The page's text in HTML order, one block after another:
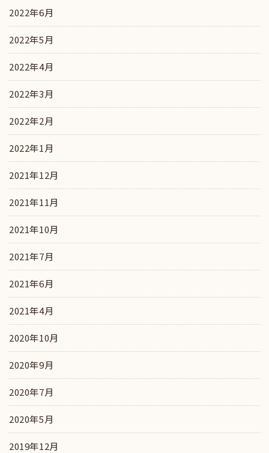
2022年6月
2022年5月
2022年4月
2022年3月
2022年2月
2022年1月
2021年12月
2021年11月
2021年10月
2021年7月
2021年6月
2021年4月
2020年10月
2020年9月
2020年7月
2020年5月
2019年12月